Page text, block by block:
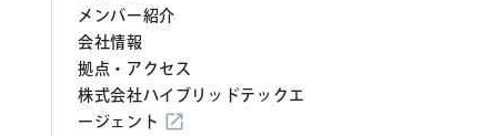
メンバー紹介
会社情報
拠点・アクセス
株式会社ハイブリッドテックエ
ージェント